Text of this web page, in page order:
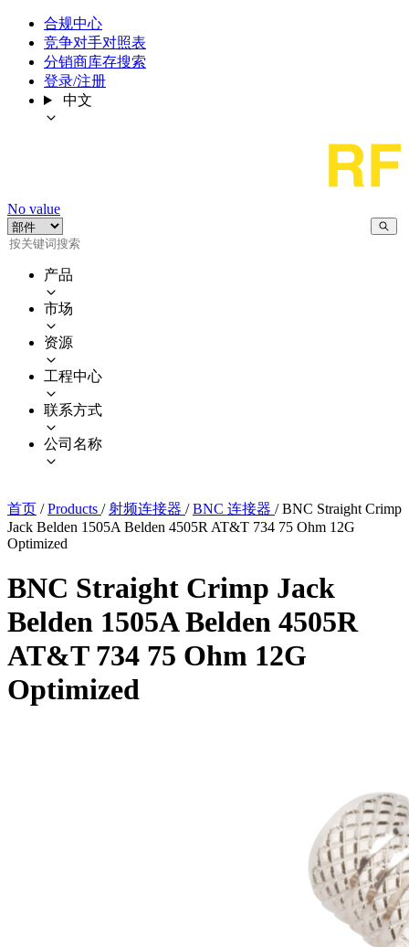
合规中心
竞争对手对照表
分销商库存搜索
登录/注册
中文
No value
产品
市场
资源
工程中心
联系方式
公司名称
首页 / Products / 射频连接器 / BNC 连接器 / BNC Straight Crimp
Jack Belden 1505A Belden 4505R AT&T 734 75 Ohm 12G
Optimized
BNC Straight Crimp Jack
Belden 1505A Belden 4505R
AT&T 734 75 Ohm 12G
Optimized